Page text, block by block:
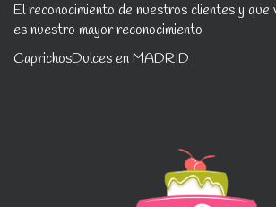
El reconocimiento de nuestros clientes y que
es nuestro mayor reconocimiento
CaprichosDulces en MADRID